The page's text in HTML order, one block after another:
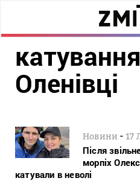
Оленівці
Новини -17
Після
морпіх
катували в неволі